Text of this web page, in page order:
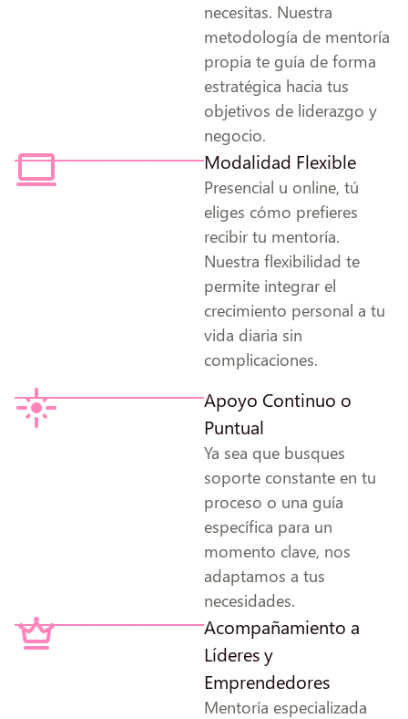
necesitas. Nuestra
metodología de mentoría
propia te guía de forma
estratégica hacia tus
objetivos de liderazgo y
negocio.
Modalidad Flexible
Presencial u online, tú
eliges cómo prefieres
recibir tu mentoría.
Nuestra flexibilidad te
permite integrar el
crecimiento personal a tu
vida diaria sin
complicaciones.
Apoyo Continuo o
Puntual
Ya sea que busques
soporte constante en tu
proceso o una guía
específica para un
momento clave, nos
adaptamos a tus
necesidades.
Acompañamiento a
Líderes y
Emprendedores
Mentoría especializada